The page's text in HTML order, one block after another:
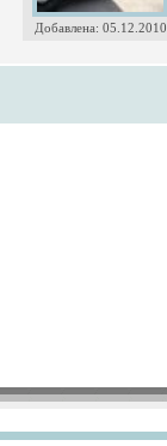
Добавлена: 05.12.2010